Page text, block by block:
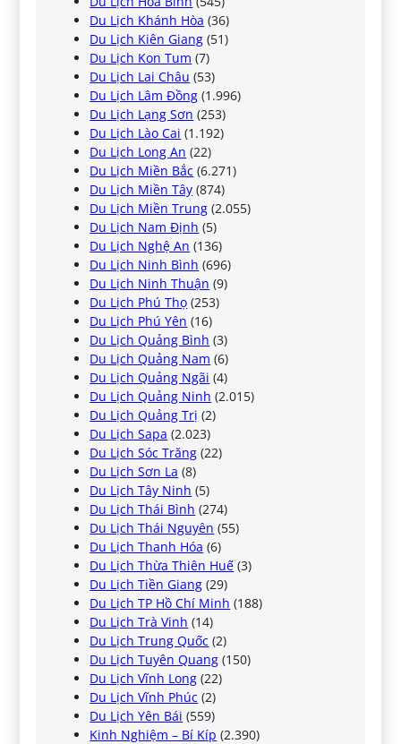
Du Lịch Khánh Hòa (36)
Du Lịch Kiên Giang (51)
Du Lịch Kon Tum (7)
Du Lịch Lai Châu (53)
Du Lịch Lâm Đồng (1.996)
Du Lịch Lạng Sơn (253)
Du Lịch Lào Cai (1.192)
Du Lịch Long An (22)
Du Lịch Miền Bắc (6.271)
Du Lịch Miền Tây (874)
Du Lịch Miền Trung (2.055)
Du Lịch Nam Định (5)
Du Lịch Nghệ An (136)
Du Lịch Ninh Bình (696)
Du Lịch Ninh Thuận (9)
Du Lịch Phú Thọ (253)
Du Lịch Phú Yên (16)
Du Lịch Quảng Bình (3)
Du Lịch Quảng Nam (6)
Du Lịch Quảng Ngãi (4)
Du Lịch Quảng Ninh (2.015)
Du Lịch Quảng Trị (2)
Du Lịch Sapa (2.023)
Du Lịch Sóc Trăng (22)
Du Lịch Sơn La (8)
Du Lịch Tây Ninh (5)
Du Lịch Thái Bình (274)
Du Lịch Thái Nguyên (55)
Du Lịch Thanh Hóa (6)
Du Lịch Thừa Thiên Huế (3)
Du Lịch Tiền Giang (29)
Du Lịch TP Hồ Chí Minh (188)
Du Lịch Trà Vinh (14)
Du Lịch Trung Quốc (2)
Du Lịch Tuyên Quang (150)
Du Lịch Vĩnh Long (22)
Du Lịch Vĩnh Phúc (2)
Du Lịch Yên Bái (559)
Kinh Nghiệm – Bí Kíp (2.390)